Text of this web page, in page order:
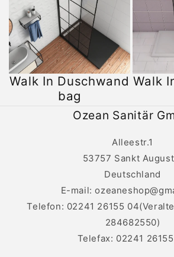
Walk In Duschwand
bag
Walk
Ozean Sanitär
Alleestr.1
53757 Sankt
Deutschland
E-mail:
Telefon: 02241 26155
284682550)
Telefax: 02241